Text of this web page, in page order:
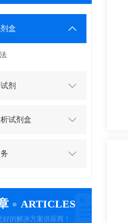
盒
剂
试剂盒
ARTICLES
的解决方案供应商！